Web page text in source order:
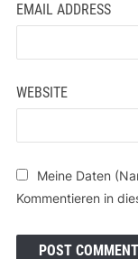
EMAIL ADDRESS
WEBSITE
Meine Daten
Kommentieren in